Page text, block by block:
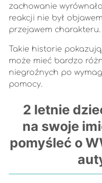
zachowanie
reakcji nie był
przejawem charakteru.
Takie historie
może mieć bardzo
niegroźnych po
pomocy.
2 letnie
na swoje
pomyśleć o